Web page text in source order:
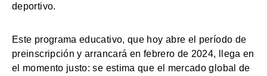
deportivo.
Este programa educativo, que hoy abre el período de
preinscripción y arrancará en febrero de 2024, llega en
el momento justo: se estima que el mercado global de